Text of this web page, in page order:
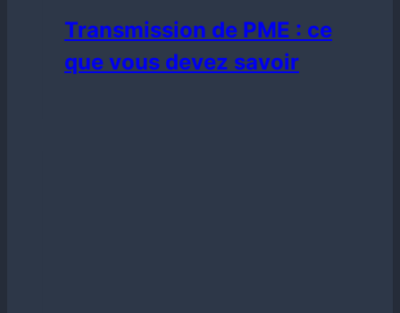
Transmission de PME : ce
que vous devez savoir